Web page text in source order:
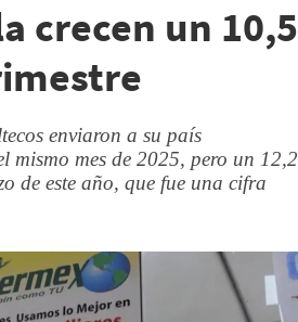
crecen un 10,5
enviaron a su país
mismo mes de 2025, pero un 12,2
de este año, que fue una cifra